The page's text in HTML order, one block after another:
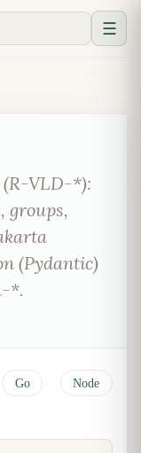
☰
VLD-*):
groups,
(Pydantic)
*.
Go Node